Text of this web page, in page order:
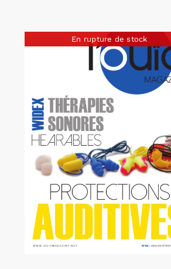
En rupture de stock